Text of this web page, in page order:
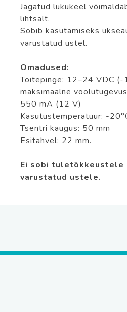
Jagatud lukukeel
lihtsalt.
Sobib kasutamiseks
varustatud ustel.
Omadused:
Toitepinge: 12–24 VDC
maksimaalne
550 mA (12 V)
Kasutustemperatuur: -
Tsentri kaugus: 50 mm
Esitahvel: 22 mm.
Ei sobi tuletõkkeustele
varustatud ustele.